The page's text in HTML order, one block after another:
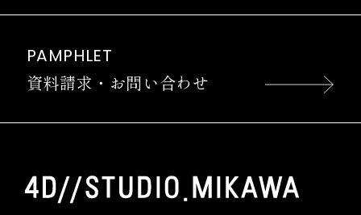
PAMPHLET
資料請求・お問い合わせ